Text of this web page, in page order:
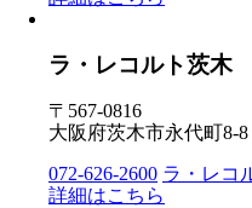
ラ・レコルト茨木
〒567-0816
大阪府茨木市永代町8-
072-626-2600 ラ・レコ
詳細はこちら